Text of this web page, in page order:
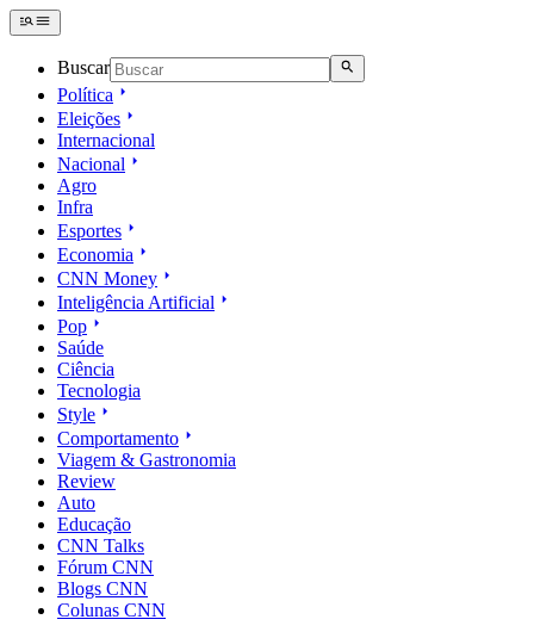
Buscar
Política
Eleições
Internacional
Nacional
Agro
Infra
Esportes
Economia
CNN Money
Inteligência Artificial
Pop
Saúde
Ciência
Tecnologia
Style
Comportamento
Viagem & Gastronomia
Review
Auto
Educação
CNN Talks
Fórum CNN
Blogs CNN
Colunas CNN